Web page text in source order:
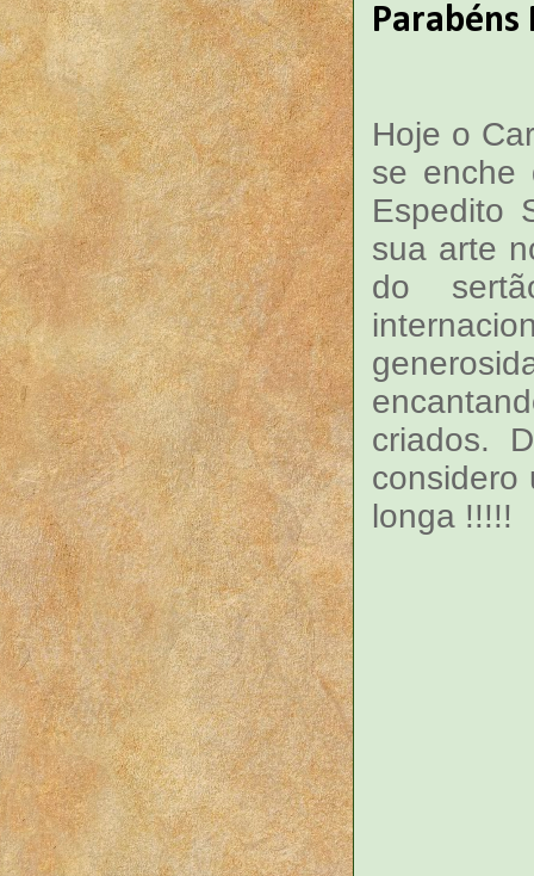
Parabéns
Hoje o
se enche
Espedito
sua arte
do
criados.
considero
longa !!!!!